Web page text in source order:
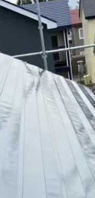
問
特定商